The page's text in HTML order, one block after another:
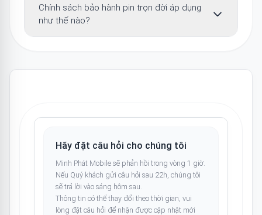
Chính sách bảo hành pin trọn đời áp dụng
như thế nào?
Hãy đặt câu hỏi cho chúng tôi
Minh Phát Mobile sẽ phản hồi trong vòng 1 giờ.
Nếu Quý khách gửi câu hỏi sau 22h, chúng tôi
sẽ trả lời vào sáng hôm sau.
Thông tin có thể thay đổi theo thời gian, vui
lòng đặt câu hỏi để nhận được cập nhật mới